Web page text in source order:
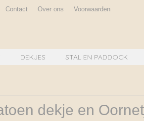
Contact Over ons Voorwaarden
DEKJES STAL EN PADDOCK
dekje en